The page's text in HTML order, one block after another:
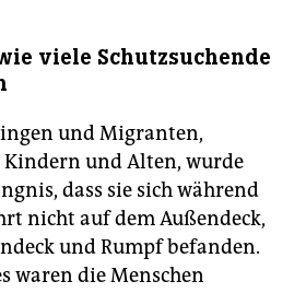
viele Schutzsuchende
und Migranten,
und Alten, wurde
dass sie sich während
nicht auf dem Außendeck,
und Rumpf befanden.
waren die Menschen